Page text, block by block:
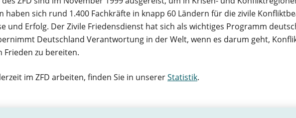
haben sich rund 1.400 Fachkräfte in knapp 60 Ländern für die zivile
und Erfolg. Der Zivile Friedensdienst hat sich als wichtiges Programm
Deutschland Verantwortung in der Welt, wenn es darum geht,
zu bereiten.
im ZFD arbeiten, finden Sie in unsererStatistik.